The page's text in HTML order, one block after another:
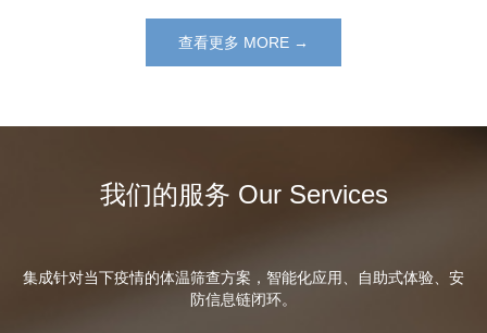
查看更多 MORE →
我们的服务 Our Services
集成针对当下疫情的体温筛查方案，智能化应用、自助式体验、安
防信息链闭环。